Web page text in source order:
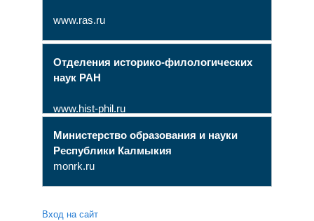
www.ras.ru
Отделения историко-филологических
наук РАН
www.hist-phil.ru
Министерство образования и науки
Республики Калмыкия
monrk.ru
Вход на сайт